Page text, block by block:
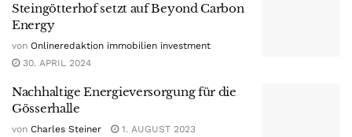
Steingötterhof setzt auf Beyond Carbon
Energy
von Onlineredaktion immobilien investment
30. APRIL 2024
Nachhaltige Energieversorgung für die
Gösserhalle
von Charles Steiner 1. AUGUST 2023